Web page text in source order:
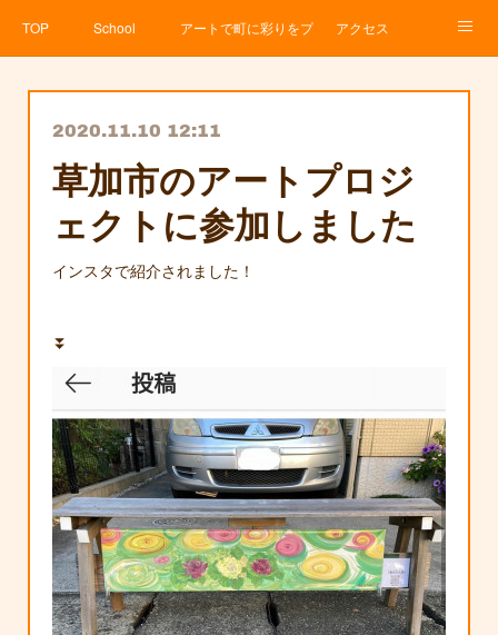
TOP School アートで町に彩りをプロジェクト
アクセス
2020.11.10 12:11
草加市のアートプロジ
ェクトに参加しました
インスタで紹介されました！
⏬